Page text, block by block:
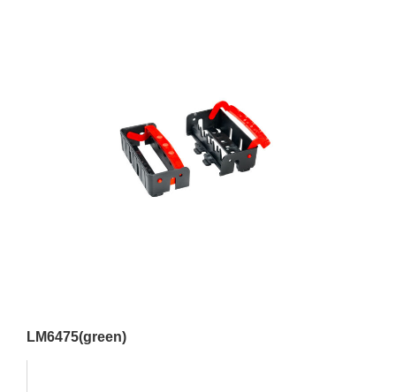
LM6475(green)